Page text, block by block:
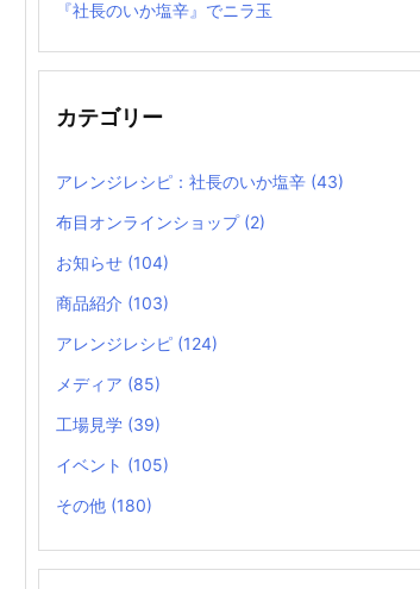
『社長のいか塩辛』でニラ玉
カテゴリー
アレンジレシピ：社長のいか塩辛 (43)
布目オンラインショップ (2)
お知らせ (104)
商品紹介 (103)
アレンジレシピ (124)
メディア (85)
工場見学 (39)
イベント (105)
その他 (180)